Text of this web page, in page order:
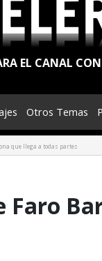
EL CANAL
Otros Temas
que llega a todas partes
Faro